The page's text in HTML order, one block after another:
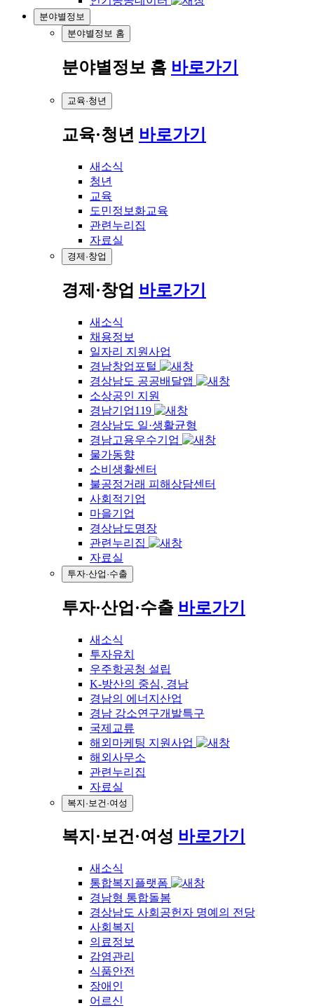
분야별정보
분야별정보 홈
분야별정보 홈 바로가기
교육·청년
교육·청년 바로가기
새소식
청년
교육
도민정보화교육
관련누리집
자료실
경제·창업
경제·창업 바로가기
새소식
채용정보
일자리 지원사업
경남창업포털
경상남도 공공배달앱
소상공인 지원
경남기업119
경상남도 일·생활균형
경남고용우수기업
물가동향
소비생활센터
불공정거래 피해상담센터
사회적기업
마을기업
경상남도명장
관련누리집
자료실
투자·산업·수출
투자·산업·수출 바로가기
새소식
투자유치
우주항공청 설립
K-방산의 중심, 경남
경남의 에너지산업
경남 강소연구개발특구
국제교류
해외마케팅 지원사업
해외사무소
관련누리집
자료실
복지·보건·여성
복지·보건·여성 바로가기
새소식
통합복지플랫폼
경남형 통합돌봄
경상남도 사회공헌자 명예의 전당
사회복지
의료정보
감염관리
식품안전
장애인
어르신